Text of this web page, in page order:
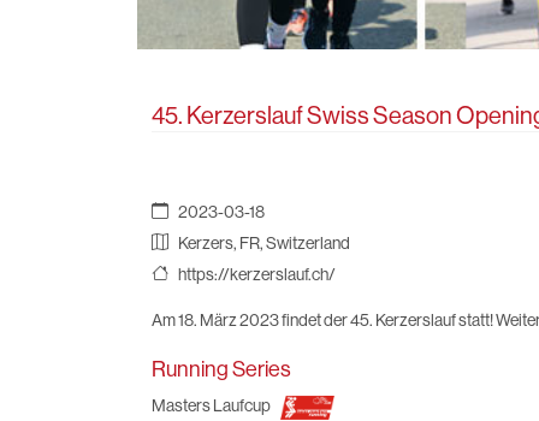
45. Kerzerslauf Swiss Season
2023-03-18
Kerzers, FR, Switzerland
https://kerzerslauf.ch/
Am 18. März 2023 findet der 45. Kerzerslauf statt!
Running Series
Masters Laufcup